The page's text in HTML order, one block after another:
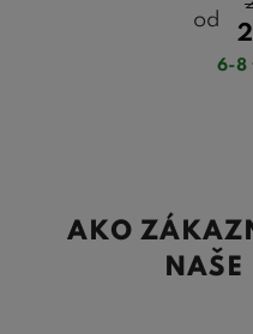
od
6-8
AKO
NAŠE